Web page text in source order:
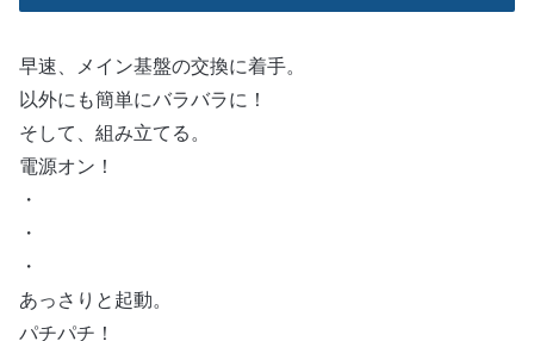
早速、メイン基盤の交換に着手。
以外にも簡単にバラバラに！
そして、組み立てる。
電源オン！
・
・
・
あっさりと起動。
パチパチ！